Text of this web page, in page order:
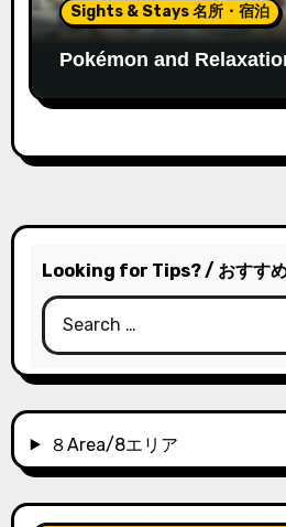
Sights & Stays 名所・宿泊
Pokémon and
Looking for Tips? / おすすめ
８Area/8エリア